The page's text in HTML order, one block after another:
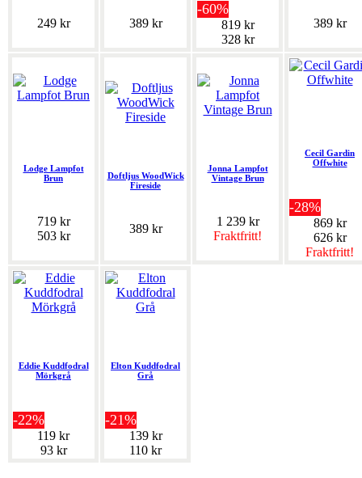
249 kr 389 kr
-60%
819 kr
328 kr
389 kr
Lodge Lampfot
Brun
719 kr
503 kr
Doftljus WoodWick
Fireside
389 kr
Jonna Lampfot
Vintage Brun
1 239 kr
Fraktfritt!
Cecil Gardin
Offwhite
-28%
869 kr
626 kr
Fraktfritt!
Eddie Kuddfodral
Mörkgrå
-22%
119 kr
93 kr
Elton Kuddfodral
Grå
-21%
139 kr
110 kr